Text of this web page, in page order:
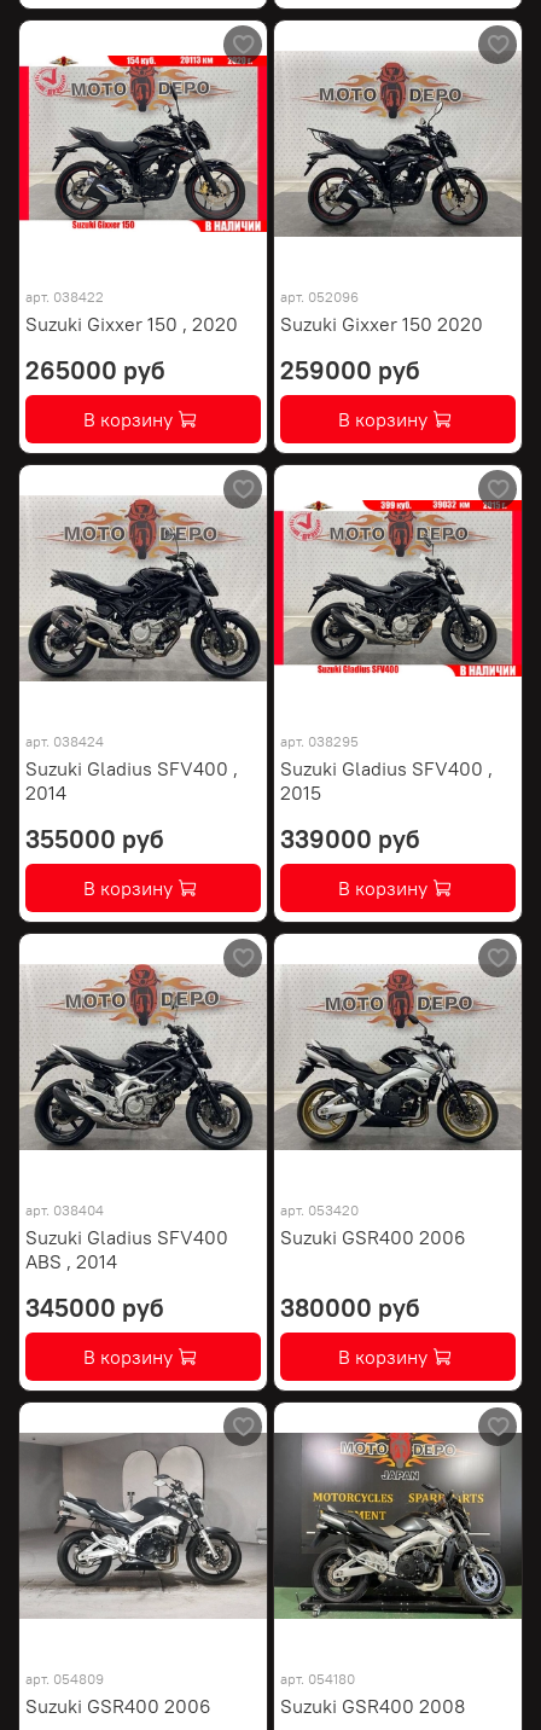
арт. 038422
Suzuki Gixxer 150 , 2020
265000 руб
В корзину
арт. 052096
Suzuki Gixxer 150 2020
259000 руб
В корзину
арт. 038424
Suzuki Gladius SFV400 ,
2014
355000 руб
В корзину
арт. 038295
Suzuki Gladius SFV400 ,
2015
339000 руб
В корзину
арт. 038404
Suzuki Gladius SFV400
ABS , 2014
345000 руб
В корзину
арт. 053420
Suzuki GSR400 2006
380000 руб
В корзину
арт. 054809
Suzuki GSR400 2006
арт. 054180
Suzuki GSR400 2008